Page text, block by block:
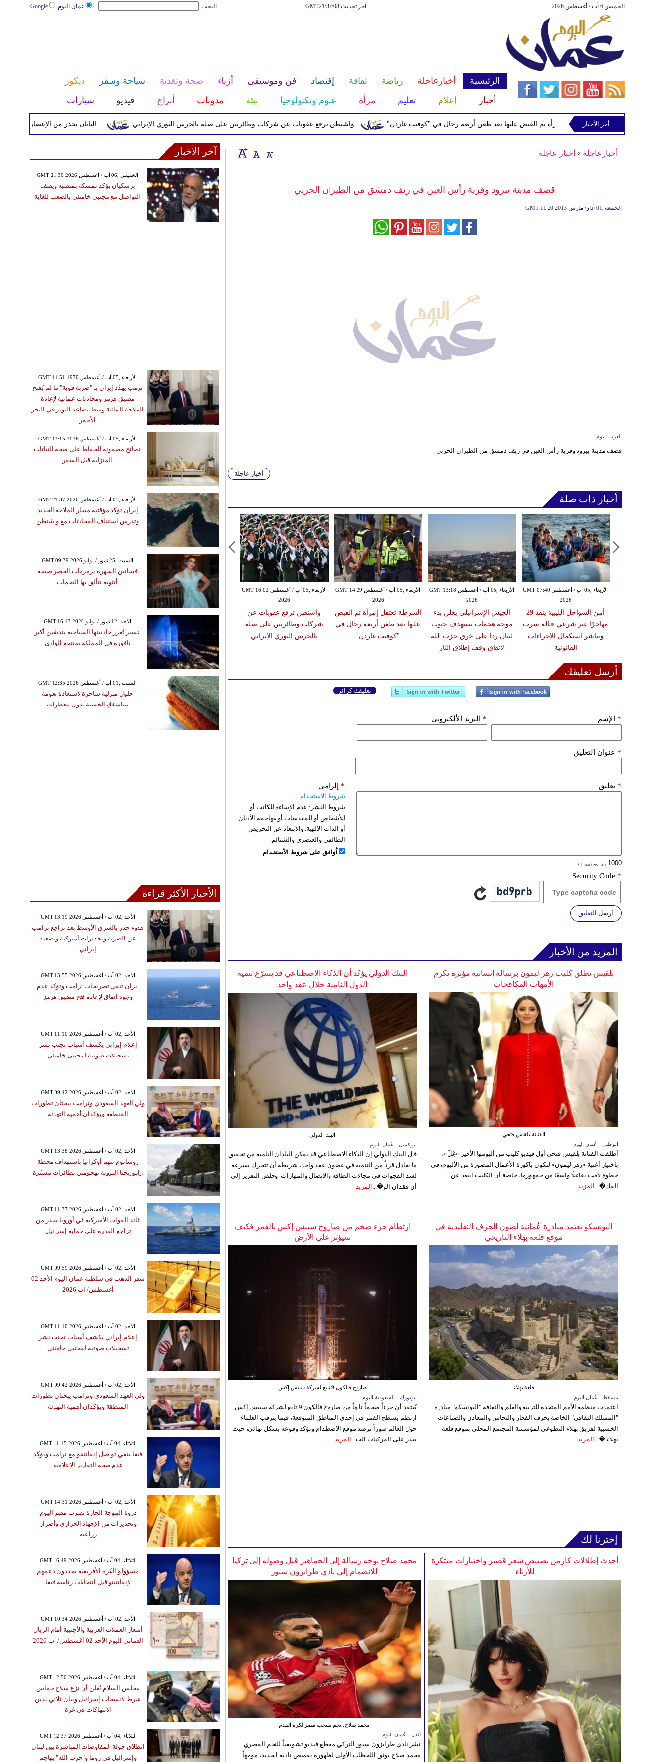
عمان اليوم Google البحث آخر تحديث GMT21:37:08 الخميس 6 آب / أغسطس 2026
الرئيسية أخبارعاجلة رياضة ثقافة إقتصاد فن وموسيقى أزياء صحة وتغذية سياحة وسفر
ديكور
أخبار
إعلام تعليم مرأة علوم وتكنولوجيا بيئة مدونات أبراج فيديو سيارات
اليابان تحذر من الإعصار دولفين ورياح واشنطن ترفع عقوبات عن شركات وطائرتين على صلة بالحرس الثوري الإيراني الشرطة تعتقل إمرأة تم القبض عليها بعد طعن أربعة رجال في "كوفنت غاردن"
أخر الأخبار
أخبارعاجلة » أخبار عاجلة
قصف مدينة يبرود وقرية رأس العين في ريف دمشق من الطيران الحربي
GMT 11:20 2013 الجمعة ,01 آذار/ مارس
العرب اليوم
قصف مدينة يبرود وقرية رأس العين في ريف دمشق من الطيران الحربي
أخبار عاجلة
أخبار ذات صلة
الأربعاء ,05 آب / أغسطس GMT 16:02
2026
واشنطن ترفع عقوبات عن
شركات وطائرتين على صلة
بالحرس الثوري الإيراني
الأربعاء ,05 آب / أغسطس GMT 14:29
2026
الشرطة تعتقل إمرأة تم القبض
عليها بعد طعن أربعة رجال في
"كوفنت غاردن"
الأربعاء ,05 آب / أغسطس GMT 13:18
2026
الجيش الإسرائيلي يعلن بدء
موجة هجمات تستهدف جنوب
لبنان ردا على خرق حزب الله
لاتفاق وقف إطلاق النار
الأربعاء ,05 آب / أغسطس GMT 07:40
2026
أمن السواحل الليبية ينقذ 29
مهاجرًا غير شرعي قبالة سرت
ويباشر استكمال الإجراءات
القانونية
أرسل تعليقك
تعليقك كزائر
الإسم * البريد الألكتروني *
عنوان التعليق *
تعليق *
: Characters Left
إلزامي *
شروط الاستخدام
شروط النشر: عدم الإساءة للكاتب أو
للأشخاص أو للمقدسات أو مهاجمة الأديان
أو الذات الالهية. والابتعاد عن التحريض
الطائفي والعنصري والشتائم.
اُوافق على شروط الأستخدام
Security Code *
أرسل التعليق
المزيد من الأخبار
البنك الدولي يؤكد أن الذكاء الاصطناعي قد يسرّع تنمية
الدول النامية خلال عقد واحد
البنك الدولي
بروكسل - عُمان اليوم
قال البنك الدولي إن الذكاء الاصطناعي قد يمكن البلدان النامية من تحقيق
ما يعادل قرناً من التنمية في غضون عقد واحد، شريطة أن تتحرك بسرعة
لسد الفجوات في مجالات الطاقة والاتصال والمهارات. وخلص التقرير إلى
أن فقدان الو�... المزيد
بلقيس تطلق كليب زهر ليمون برسالة إنسانية مؤثرة تكرم
الأمهات المكافحات
الفنانة بلقيس فتحي
أبوظبي - عُمان اليوم
أطلقت الفنانة بلقيس فتحي أول فيديو كليب من ألبومها الأخير «غِلّ»،
باختيار أغنية «زهر ليمون» لتكون باكورة الأعمال المصورة من الألبوم، في
خطوة لاقت تفاعلًا واسعًا من جمهورها، خاصة أن الكليب ابتعد عن
الفك�... المزيد
ارتطام جزء ضخم من صاروخ سبيس إكس بالقمر فكيف
سيؤثر على الأرض
صاروخ فالكون 9 تابع لشركة سبيس إكس
نيويورك - السعودية اليوم
يُعتقد أن جزءاً ضخماً تائهاً من صاروخ فالكون 9 تابع لشركة سبيس إكس
ارتطم بسطح القمر في إحدى المناطق المتوقعة، فيما يترقب العلماء
حول العالم صوراً ترصد موقع الاصطدام وتؤكد وقوعه بشكل نهائي، حيث
تعذر على المركبات الت... المزيد
اليونسكو تعتمد مبادرة عُمانية لصون الحرف التقليدية في
موقع قلعة بهلاء التاريخي
قلعة بهلاء
مسقط - عُمان اليوم
اعتمدت منظمة الأمم المتحدة للتربية والعلم والثقافة "اليونسكو" مبادرة
"الممتلك الثقافي" الخاصة بحرف الفخار والنحاس والمعادن والصناعات
الخشبية لفريق بهلاء التطوعي لمؤسسة المجتمع المحلي بموقع قلعة
بهلاء �... المزيد
إخترنا لك
محمد صلاح يوجه رسالة إلى الجماهير قبل وصوله إلى تركيا
للانضمام إلى نادي طرابزون سبور
محمد صلاح، نجم منتخب مصر لكرة القدم
لندن - عُمان اليوم
نشر نادي طرابزون سبور التركي مقطع فيديو تشويقياً للنجم المصري
محمد صلاح يوثق اللحظات الأولى لظهوره بقميص ناديه الجديد، موجهاً
أحدث إطلالات كارمن بصيبص شعر قصير واختيارات مبتكرة
للأزياء
آخر الأخبار
GMT 21:30 2026 الخميس ,06 آب / أغسطس
بزشكيان يؤكد تمسكه بمنصبه ويصف
التواصل مع مجتبى خامنئي بالصعب للغاية
GMT 11:51 1970 الأربعاء ,05 آب / أغسطس
ترمب يهدّد إيران بـ "ضربة قوية" ما لم يُفتح
مضيق هرمز ومحادثات عمانية لإعادة
الملاحة المائية وسط تصاعد التوتر في البحر
الأحمر
GMT 12:15 2026 الأربعاء ,05 آب / أغسطس
نصائح مضمونة للحفاظ على صحة النباتات
المنزلية قبل السفر
GMT 21:37 2026 الأربعاء ,05 آب / أغسطس
إيران تؤكد مؤقتية مسار الملاحة الجديد
وتدرس استئناف المحادثات مع واشنطن
GMT 09:39 2026 السبت ,25 تموز / يوليو
فساتين السهرة بزمزمات الخصر صيحة
أنثوية تتألق بها النجمات
GMT 16:13 2026 الأحد ,12 تموز / يوليو
عسير تُعزز جاذبيتها السياحية بتدشين أكبر
نافورة في المملكة بمنتجع الوادي
GMT 12:35 2026 السبت ,01 آب / أغسطس
حلول منزلية ساحرة لاستعادة نعومة
مناشفكِ الخشنة بدون معطرات
الأخبار الأكثر قراءة
GMT 13:19 2026 الأحد ,02 آب / أغسطس
هدوء حذر بالشرق الأوسط بعد تراجع ترامب
عن الضربة وتحذيرات أميركية وتصعيد
إيراني
GMT 13:55 2026 الأحد ,02 آب / أغسطس
إيران تنفي تصريحات ترامب وتؤكد عدم
وجود اتفاق لإعادة فتح مضيق هرمز
GMT 11:10 2026 الأحد ,02 آب / أغسطس
إعلام إيراني يكشف أسباب تجنب نشر
تسجيلات صوتية لمجتبى خامنئي
GMT 09:42 2026 الأحد ,02 آب / أغسطس
ولي العهد السعودي وترامب يبحثان تطورات
المنطقة ويؤكدان أهمية التهدئة
GMT 13:38 2026 الأحد ,02 آب / أغسطس
روساتوم تتهم أوكرانيا باستهداف محطة
زابوريجيا النووية بهجومين بطائرات مسيّرة
GMT 11:37 2026 الأحد ,02 آب / أغسطس
قائد القوات الأميركية في أوروبا يحذر من
تراجع القدرة على حماية إسرائيل
GMT 09:59 2026 الأحد ,02 آب / أغسطس
سعر الذهب في سلطنة عمان اليوم الأحد 02
أغسطس/ آب 2026
GMT 11:10 2026 الأحد ,02 آب / أغسطس
إعلام إيراني يكشف أسباب تجنب نشر
تسجيلات صوتية لمجتبى خامنئي
GMT 09:42 2026 الأحد ,02 آب / أغسطس
ولي العهد السعودي وترامب يبحثان تطورات
المنطقة ويؤكدان أهمية التهدئة
GMT 11:15 2026 الثلاثاء ,04 آب / أغسطس
فيفا ينفي تواصل إنفانتينو مع ترامب ويؤكد
عدم صحة التقارير الإعلامية
GMT 14:31 2026 الأحد ,02 آب / أغسطس
ذروة الموجة الحارة تضرب مصر اليوم
وتحذيرات من الإجهاد الحراري وأضرار
زراعية
GMT 16:49 2026 الثلاثاء ,04 آب / أغسطس
مسؤولو الكرة الأفريقية يجددون دعمهم
لإنفانتينو قبل انتخابات رئاسة فيفا
GMT 10:34 2026 الأحد ,02 آب / أغسطس
أسعار العملات العربية والأجنبية أمام الريال
العماني اليوم الأحد 02 أغسطس/ آب 2026
GMT 12:50 2026 الثلاثاء ,04 آب / أغسطس
مجلس السلام يُعلن أن نزع سلاح حماس
شرط لانسحاب إسرائيل وبيان ثلاثي يدين
الانتهاكات في غزة
GMT 12:37 2026 الثلاثاء ,04 آب / أغسطس
انطلاق جولة المفاوضات المباشرة بين لبنان
وإسرائيل في روما و"حزب الله" يهاجم